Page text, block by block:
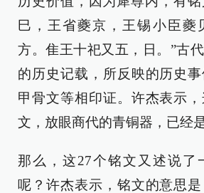
巳，王省夔京，王锡小臣夔
方。隹王十祀又五，日。”古
的历史记载，所反映的历史
甲骨文等相印证。许杰表示
文，放眼商代的青铜器，已经
那么，这27个铭文又述说了
呢？许杰表示，铭文的意思